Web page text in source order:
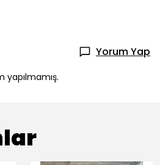
Yorum Yap
yapılmamış.